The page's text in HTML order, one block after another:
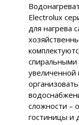
Electrolux
для нагрева
увеличенной
сложности –
гостиницы и